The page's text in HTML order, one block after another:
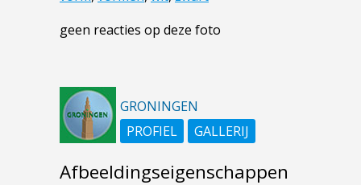
geen reacties op deze foto
GRONINGEN
PROFIEL
GALLERIJ
Afbeeldingseigenschappen